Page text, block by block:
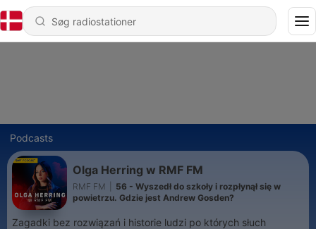
Podcasts
Olga Herring w RMF FM
RMF FM
56 - Wyszedł do szkoły i rozpłynął się w
powietrzu. Gdzie jest Andrew Gosden?
Zagadki bez rozwiązań i historie ludzi po których słuch